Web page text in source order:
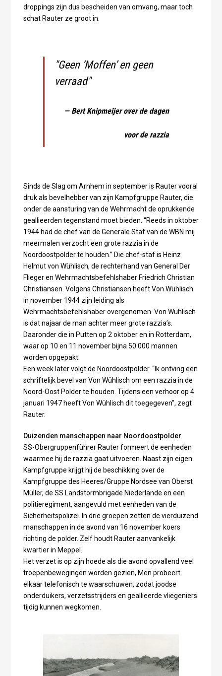
droppings zijn dus bescheiden van omvang, maar toch
schat Rauter ze groot in.
"Geen ‘Moffen’ en geen
verraad"
— Bert Knipmeijer over de dagen
voor de razzia
Sinds de Slag om Arnhem in september is Rauter vooral
druk als bevelhebber van zijn Kampfgruppe Rauter, die
onder de aansturing van de Wehrmacht de oprukkende
geallieerden tegenstand moet bieden. “Reeds in oktober
1944 had de chef van de Generale Staf van de WBN mij
meermalen verzocht een grote razzia in de
Noordoostpolder te houden.” Die chef-staf is Heinz
Helmut von Wühlisch, de rechterhand van General Der
Flieger en Wehrmachtsbefehlshaber Friedrich Christian
Christiansen. Volgens Christiansen heeft Von Wühlisch
in november 1944 zijn leiding als
Wehrmachtsbefehlshaber overgenomen. Von Wühlisch
is dat najaar de man achter meer grote razzia’s.
Daaronder die in Putten op 2 oktober en in Rotterdam,
waar op 10 en 11 november bijna 50.000 mannen
worden opgepakt.
Een week later volgt de Noordoostpolder. “Ik ontving een
schriftelijk bevel van Von Wühlisch om een razzia in de
Noord-Oost Polder te houden. Tijdens een verhoor op 4
januari 1947 heeft Von Wühlisch dit toegegeven”, zegt
Rauter.
Duizenden manschappen naar Noordoostpolder
SS-Obergruppenführer Rauter formeert de eenheden
waarmee hij de razzia gaat uitvoeren. Naast zijn eigen
Kampfgruppe krijgt hij de beschikking over de
Kampfgruppe des Heeres/Gruppe Nordsee van Oberst
Müller, de SS Landstormbrigade Niederlande en een
politieregiment, aangevuld met eenheden van de
Sicherheitspolizei. In drie groepen zetten de vierduizend
manschappen in de avond van 16 november koers
richting de polder. Zelf houdt Rauter aanvankelijk
kwartier in Meppel.
Het verzet is op zijn hoede als die avond opvallend veel
troepenbewegingen worden gezien, Men probeert
elkaar telefonisch te waarschuwen, zodat joodse
onderduikers, verzetsstrijders en geallieerde vliegeniers
tijdig kunnen wegkomen.